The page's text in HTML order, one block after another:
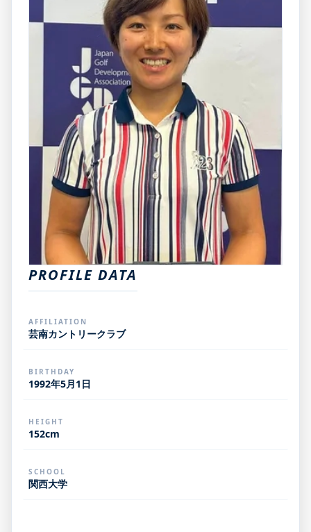
PROFILE DATA
AFFILIATION
芸南カントリークラブ
BIRTHDAY
1992年5月1日
HEIGHT
152cm
SCHOOL
関西大学